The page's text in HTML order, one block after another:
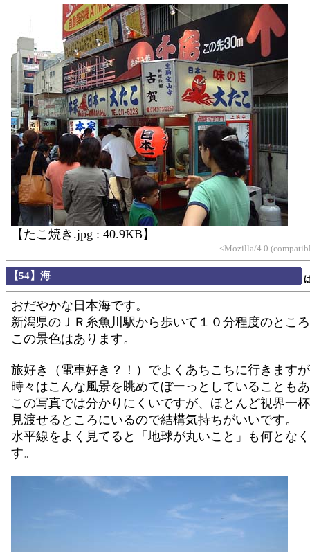
【たこ焼き.jpg : 40.9KB】
<Mozilla/4.0
【54】海
おだやかな日本海です。
新潟県のＪＲ糸魚川駅から歩いて１０分程度のとこ
この景色はあります。
旅好き（電車好き？！）でよくあちこちに行きますが
時々はこんな風景を眺めてぼーっとしていることも
この写真では分かりにくいですが、ほとんど視界一
見渡せるところにいるので結構気持ちがいいです。
水平線をよく見てると「地球が丸いこと」も何とな
す。